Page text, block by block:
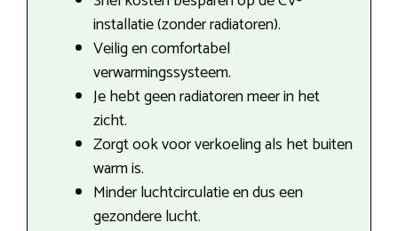
installatie (zonder radiatoren).
Veilig en comfortabel
verwarmingssysteem.
Je hebt geen radiatoren meer in het
zicht.
Zorgt ook voor verkoeling als het buiten
warm is.
Minder luchtcirculatie en dus een
gezondere lucht.